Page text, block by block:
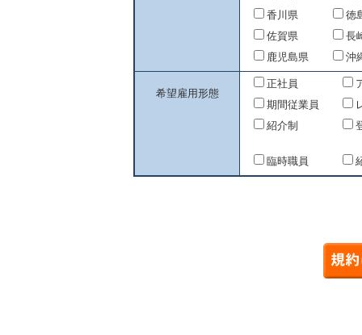
香川県
徳
佐賀県
長
鹿児島県
沖
希望雇用形態
正社員
期間従業員
紹介制
臨時職員